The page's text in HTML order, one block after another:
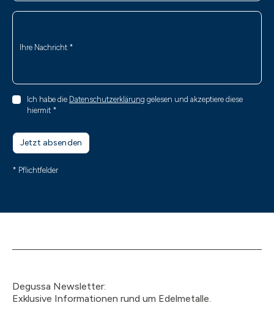
Ihre Nachricht *
Ich habe die Datenschutzerklärung gelesen und akzeptiere diese
hiermit *
Jetzt absenden
* Pflichtfelder
Degussa Newsletter:
Exklusive Informationen rund um Edelmetalle.